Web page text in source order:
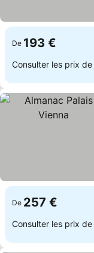
De 193 €
Consulter les prix de
De 257 €
Consulter les prix de